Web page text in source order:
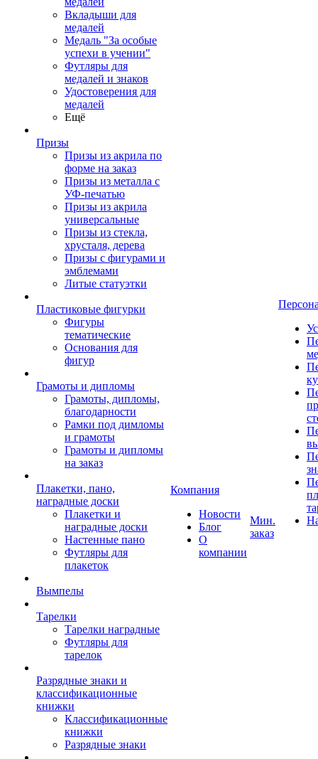
Вкладыши для
медалей
Медаль "За особые
успехи в учении"
Футляры для
медалей и знаков
Удостоверения для
медалей
Ещё
Призы
Призы из акрила по
форме на заказ
Призы из металла с
УФ-печатью
Призы из акрила
универсальные
Призы из стекла,
хрусталя, дерева
Призы с фигурами и
эмблемами
Литые статуэтки
Пластиковые фигурки
Фигуры
тематические
Основания для
фигур
Грамоты и дипломы
Грамоты, дипломы,
благодарности
Рамки под димломы
и грамоты
Грамоты и дипломы
на заказ
Плакетки, пано,
наградные доски
Плакетки и
наградные доски
Настенные пано
Футляры для
плакеток
Вымпелы
Тарелки
Тарелки наградные
Футляры для
тарелок
Разрядные знаки и
классификационные
книжки
Классификационные
книжки
Разрядные знаки
Компания
Новости
Блог
О
компании
Мин.
заказ